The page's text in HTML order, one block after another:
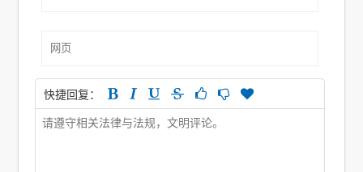
快捷回复：